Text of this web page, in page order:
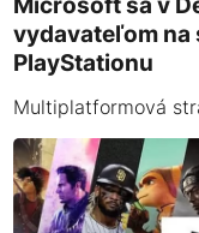
vydavateľom na
PlayStationu
Multiplatformová